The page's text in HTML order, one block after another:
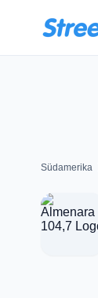
Südamerika